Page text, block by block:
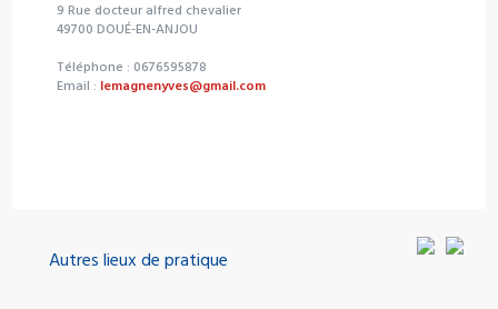
9 Rue docteur alfred chevalier
49700 DOUÉ-EN-ANJOU
Téléphone : 0676595878
Email : lemagnenyves@gmail.com
Autres lieux de pratique